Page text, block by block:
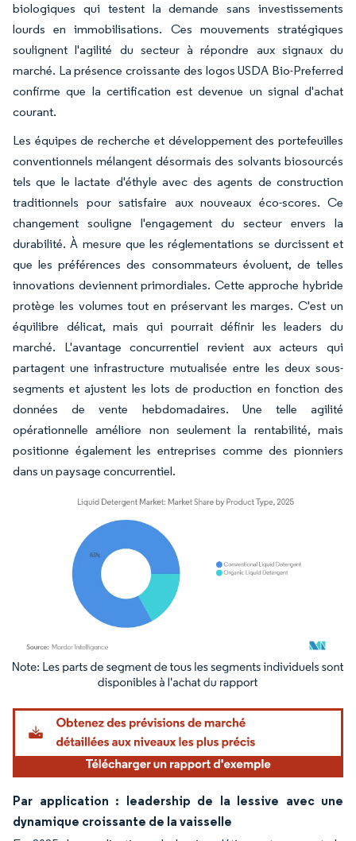
biologiques qui testent la demande sans investissements
lourds en immobilisations. Ces mouvements stratégiques
soulignent l'agilité du secteur à répondre aux signaux du
marché. La présence croissante des logos USDA Bio-Preferred
confirme que la certification est devenue un signal d'achat
courant.
Les équipes de recherche et développement des portefeuilles
conventionnels mélangent désormais des solvants biosourcés
tels que le lactate d'éthyle avec des agents de construction
traditionnels pour satisfaire aux nouveaux éco-scores. Ce
changement souligne l'engagement du secteur envers la
durabilité. À mesure que les réglementations se durcissent et
que les préférences des consommateurs évoluent, de telles
innovations deviennent primordiales. Cette approche hybride
protège les volumes tout en préservant les marges. C'est un
équilibre délicat, mais qui pourrait définir les leaders du
marché. L'avantage concurrentiel revient aux acteurs qui
partagent une infrastructure mutualisée entre les deux sous-
segments et ajustent les lots de production en fonction des
données de vente hebdomadaires. Une telle agilité
opérationnelle améliore non seulement la rentabilité, mais
positionne également les entreprises comme des pionniers
dans un paysage concurrentiel.
Image © Mordor Intelligence. La réutilisation nécessite une attribution sous CC BY
Par application : leadership de la lessive avec une
dynamique croissante de la vaisselle